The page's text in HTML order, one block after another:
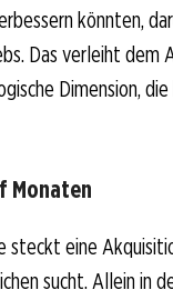
könnten,
Das verleiht dem
Dimension, die
Monaten
steckt eine
sucht. Allein in